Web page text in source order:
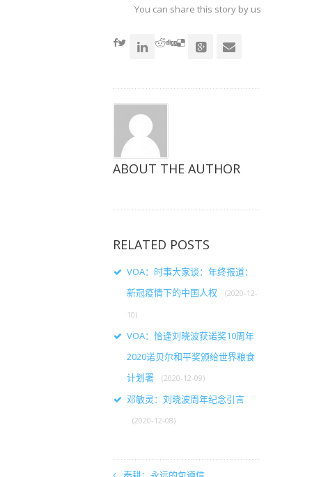
共
享
窗
口
共
享
窗
口
共
享
窗
口
You can share this story by using your
ABOUT THE AUTHOR
RELATED POSTS
VOA：时事大家谈：年终报道：
新冠疫情下的中国人权
(2020-12-
10)
VOA：恰逢刘晓波获诺奖10周年
2020诺贝尔和平奖颁给世界粮食
计划署
(2020-12-09)
邓敏灵：刘晓波周年纪念引言
(2020-12-08)